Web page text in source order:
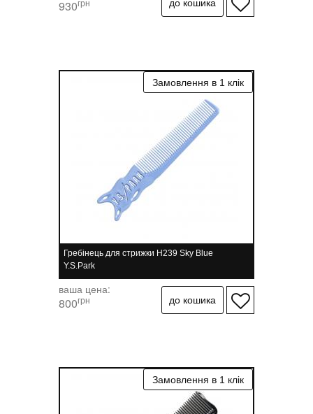
930грн
Гребінець для стрижки H239 Sky Blue
Y.S.Park
ваша цена:
800грн